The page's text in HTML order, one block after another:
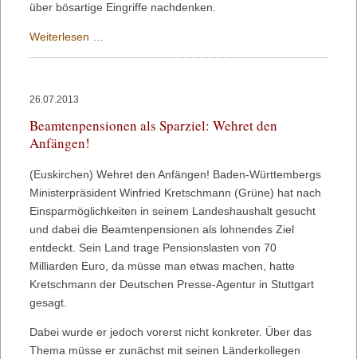
über bösartige Eingriffe nachdenken.
Weiterlesen …
die
bösartige
Eingriffe
nachdenkt
26.07.2013
Beamtenpensionen als Sparziel: Wehret den
Anfängen!
(Euskirchen) Wehret den Anfängen! Baden-Württembergs
Ministerpräsident Winfried Kretschmann (Grüne) hat nach
Einsparmöglichkeiten in seinem Landeshaushalt gesucht
und dabei die Beamtenpensionen als lohnendes Ziel
entdeckt. Sein Land trage Pensionslasten von 70
Milliarden Euro, da müsse man etwas machen, hatte
Kretschmann der Deutschen Presse-Agentur in Stuttgart
gesagt.
Dabei wurde er jedoch vorerst nicht konkreter. Über das
Thema müsse er zunächst mit seinen Länderkollegen